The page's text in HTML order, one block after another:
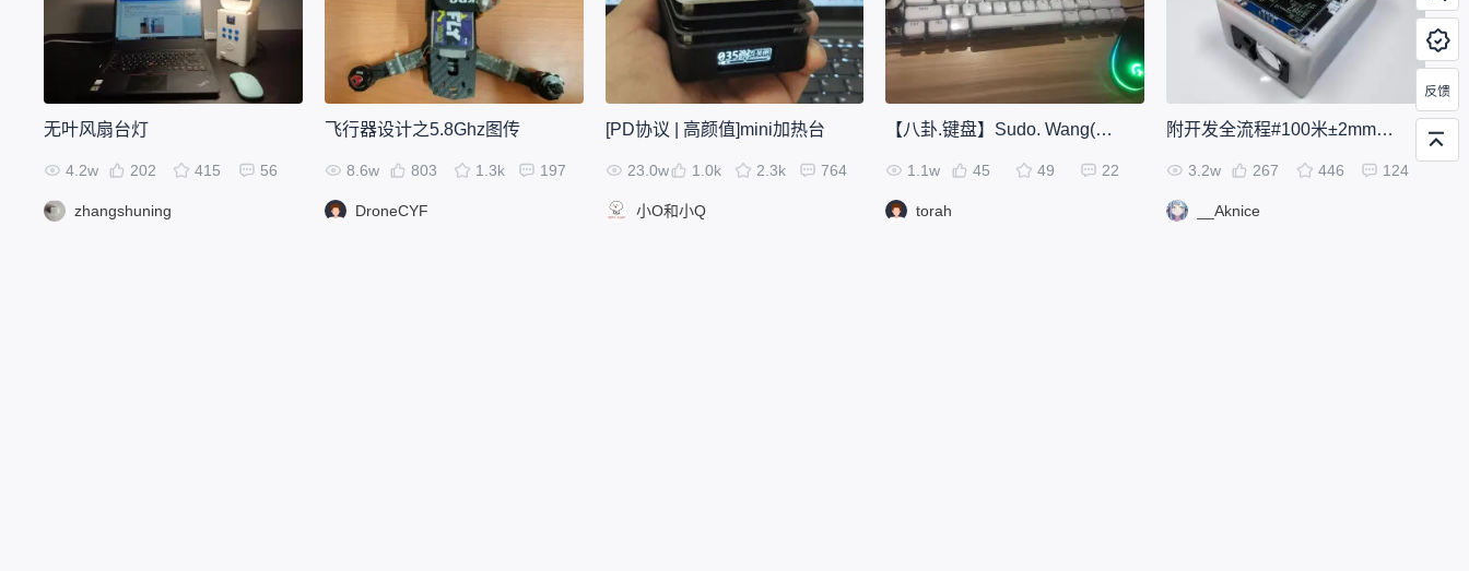
无叶风扇台灯
4.2w 202 415 56
zhangshuning
飞行器设计之5.8Ghz图传
8.6w 803 1.3k 197
DroneCYF
[PD协议 | 高颜值]mini加热台
23.0w 1.0k 2.3k 764
小O和小Q
【八卦.键盘】Sudo. Wang(YQ.) #星火计划#
1.1w 45 49 22
torah
附开发全流程#100米±2mm高精度激光测距仪
3.2w 267 446 124
__Aknice